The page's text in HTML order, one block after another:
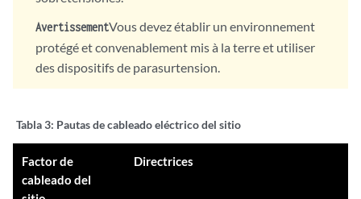
AvertissementVous devez établir un environnement
protégé et convenablement mis à la terre et utiliser
des dispositifs de parasurtension.
Tabla 3: Pautas de cableado eléctrico del sitio
Factor de
cableado del
Directrices